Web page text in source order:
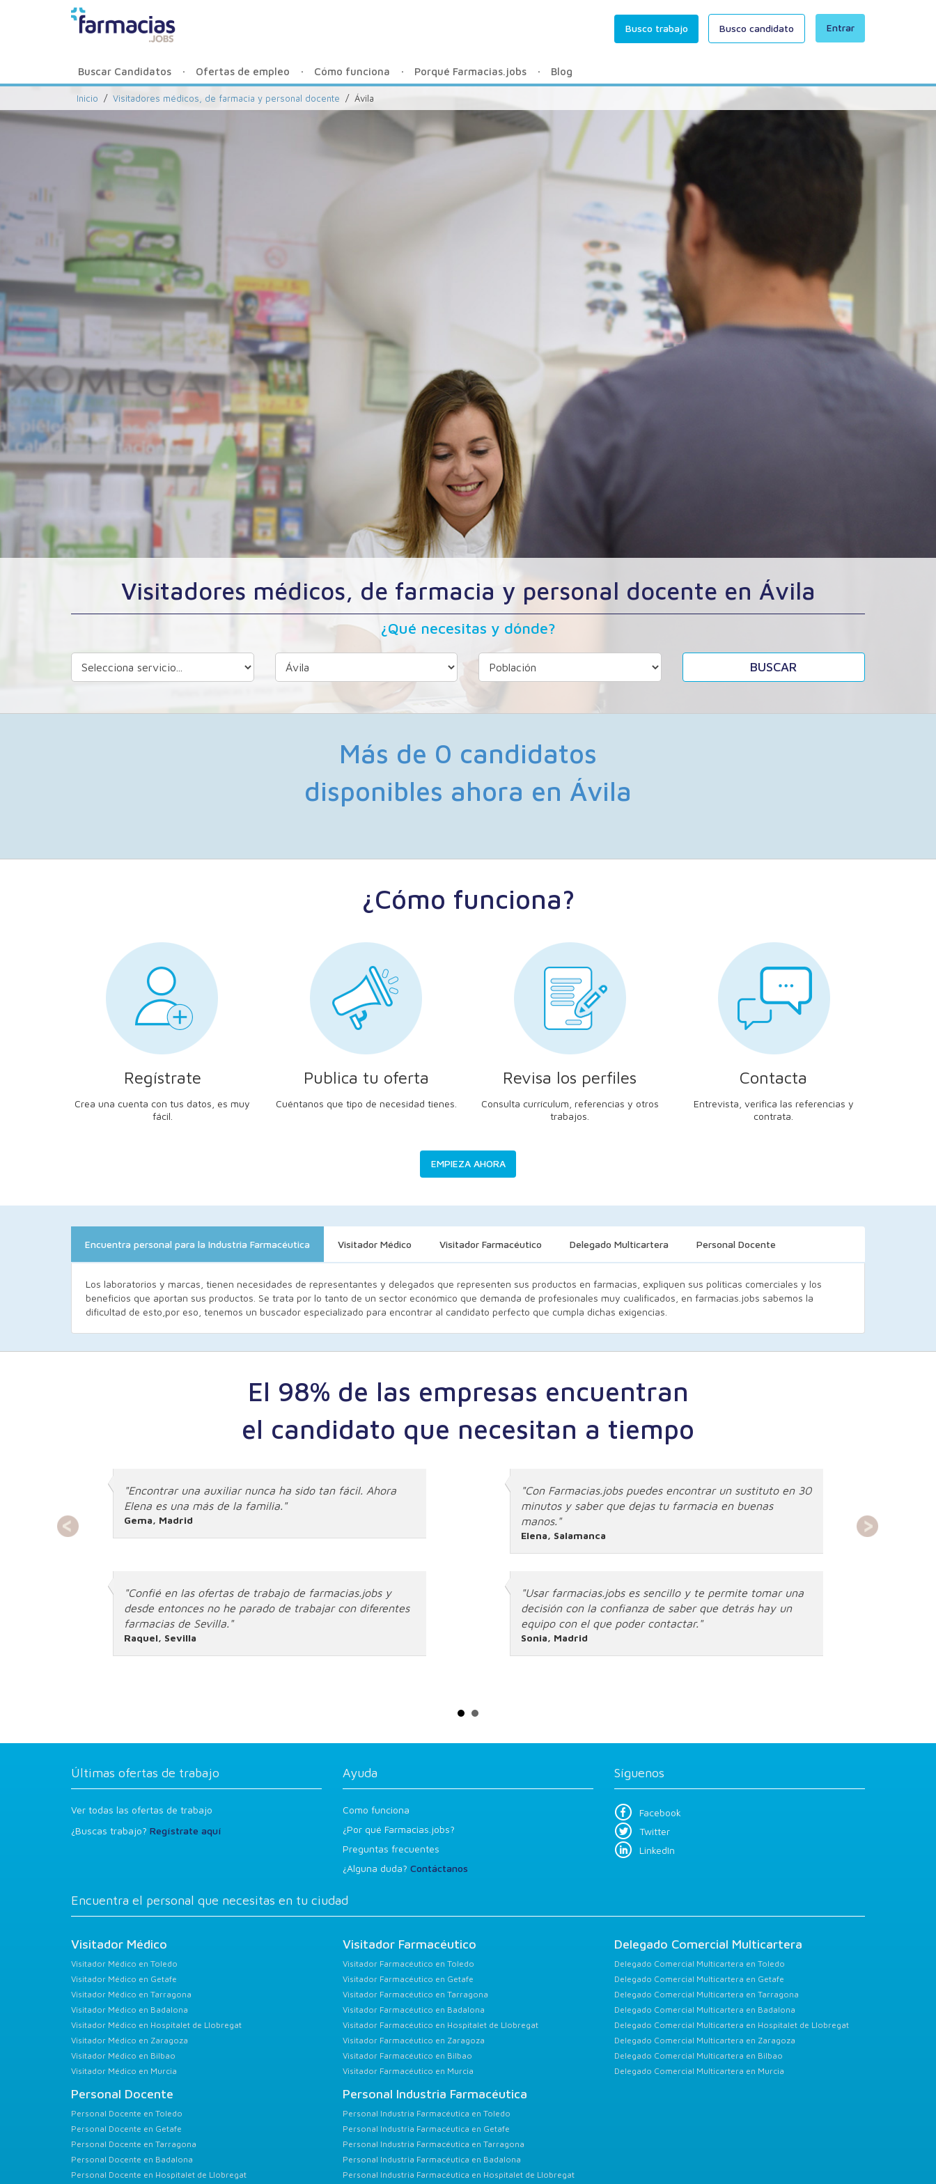
Entrar
Busco trabajo Busco candidato
Buscar Candidatos Ofertas de empleo Cómo funciona Porqué Farmacias.jobs Blog
Inicio / Visitadores médicos, de farmacia y personal docente / Ávila
Visitadores médicos, de farmacia y personal docente en Ávila
¿Qué necesitas y dónde?
BUSCAR
Más de 0 candidatos
disponibles ahora en Ávila
¿Cómo funciona?
Regístrate
Crea una cuenta con tus datos, es muy
fácil.
Publica tu oferta
Cuéntanos que tipo de necesidad tienes.
Revisa los perfiles
Consulta currículum, referencias y otros
trabajos.
Contacta
Entrevista, verifica las referencias y
contrata.
EMPIEZA AHORA
Encuentra personal para la Industria Farmacéutica Visitador Médico Visitador Farmacéutico Delegado Multicartera Personal Docente
Los laboratorios y marcas, tienen necesidades de representantes y delegados que representen sus productos en farmacias, expliquen sus políticas comerciales y los
beneficios que aportan sus productos. Se trata por lo tanto de un sector económico que demanda de profesionales muy cualificados, en farmacias.jobs sabemos la
dificultad de esto,por eso, tenemos un buscador especializado para encontrar al candidato perfecto que cumpla dichas exigencias.
El 98% de las empresas encuentran
el candidato que necesitan a tiempo
"Encontrar una auxiliar nunca ha sido tan fácil. Ahora
Elena es una más de la familia."
Gema, Madrid
"Con Farmacias.jobs puedes encontrar un sustituto en 30
minutos y saber que dejas tu farmacia en buenas
manos."
Elena, Salamanca
"Confié en las ofertas de trabajo de farmacias.jobs y
desde entonces no he parado de trabajar con diferentes
farmacias de Sevilla."
Raquel, Sevilla
"Usar farmacias.jobs es sencillo y te permite tomar una
decisión con la confianza de saber que detrás hay un
equipo con el que poder contactar."
Sonia, Madrid
Últimas ofertas de trabajo
Ver todas las ofertas de trabajo
¿Buscas trabajo? Regístrate aquí
Ayuda
Como funciona
¿Por qué Farmacias.jobs?
Preguntas frecuentes
¿Alguna duda? Contáctanos
Síguenos
Facebook
Twitter
LinkedIn
Encuentra el personal que necesitas en tu ciudad
Visitador Médico
Visitador Médico en Toledo
Visitador Médico en Getafe
Visitador Médico en Tarragona
Visitador Médico en Badalona
Visitador Médico en Hospitalet de Llobregat
Visitador Médico en Zaragoza
Visitador Médico en Bilbao
Visitador Médico en Murcia
Visitador Farmacéutico
Visitador Farmacéutico en Toledo
Visitador Farmacéutico en Getafe
Visitador Farmacéutico en Tarragona
Visitador Farmacéutico en Badalona
Visitador Farmacéutico en Hospitalet de Llobregat
Visitador Farmacéutico en Zaragoza
Visitador Farmacéutico en Bilbao
Visitador Farmacéutico en Murcia
Delegado Comercial Multicartera
Delegado Comercial Multicartera en Toledo
Delegado Comercial Multicartera en Getafe
Delegado Comercial Multicartera en Tarragona
Delegado Comercial Multicartera en Badalona
Delegado Comercial Multicartera en Hospitalet de Llobregat
Delegado Comercial Multicartera en Zaragoza
Delegado Comercial Multicartera en Bilbao
Delegado Comercial Multicartera en Murcia
Personal Docente
Personal Docente en Toledo
Personal Docente en Getafe
Personal Docente en Tarragona
Personal Docente en Badalona
Personal Docente en Hospitalet de Llobregat
Personal Industria Farmacéutica
Personal Industria Farmacéutica en Toledo
Personal Industria Farmacéutica en Getafe
Personal Industria Farmacéutica en Tarragona
Personal Industria Farmacéutica en Badalona
Personal Industria Farmacéutica en Hospitalet de Llobregat